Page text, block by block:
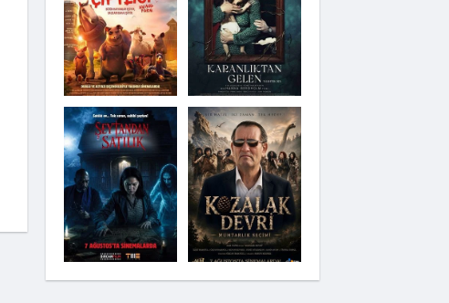
Kozalak Devri
Moana